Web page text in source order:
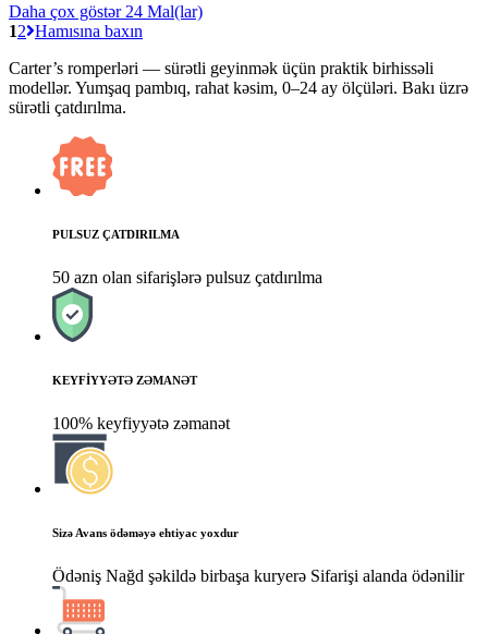
Daha çox göstər 24 Mal(lar)
12 Hamısına baxın
Carter’s romperləri — sürətli geyinmək üçün praktik birhissəli
modellər. Yumşaq pambıq, rahat kəsim, 0–24 ay ölçüləri. Bakı üzrə
sürətli çatdırılma.
PULSUZ ÇATDIRILMA
50 azn olan sifarişlərə pulsuz çatdırılma
KEYFİYYƏTƏ ZƏMANƏT
100% keyfiyyətə zəmanət
Sizə Avans ödəməyə ehtiyac yoxdur
Ödəniş Nağd şəkildə birbaşa kuryerə Sifarişi alanda ödənilir